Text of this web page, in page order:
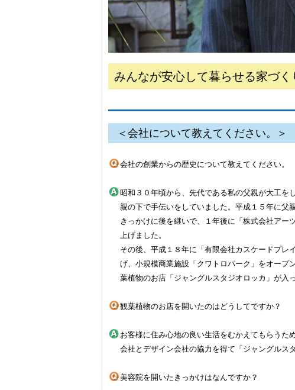
みんなが安心して暮らせる家づく
＜会社について教えてください。＞
会社の創業からの歴史について教えてください。
昭和３０年頃から、先代である私の父親が大工を
親の下で手伝いをしていました。平成１５年に父
きっかけに後を継いで、１年後に「株式会社アー
上げました。
その後、平成１８年に「有限会社カスケードプレ
げ、小規模商業施設「クワトロパーク」をオープ
葉植物のお店「ジャングルスタジオロッカ」が入
観葉植物のお店を開いたのはどうしてですか？
お客様に住み心地の良い生活をむかえてもらうた
会社とデザイン会社の協力を得て「ジャングルス
美容院を開いたきっかけはなんですか？